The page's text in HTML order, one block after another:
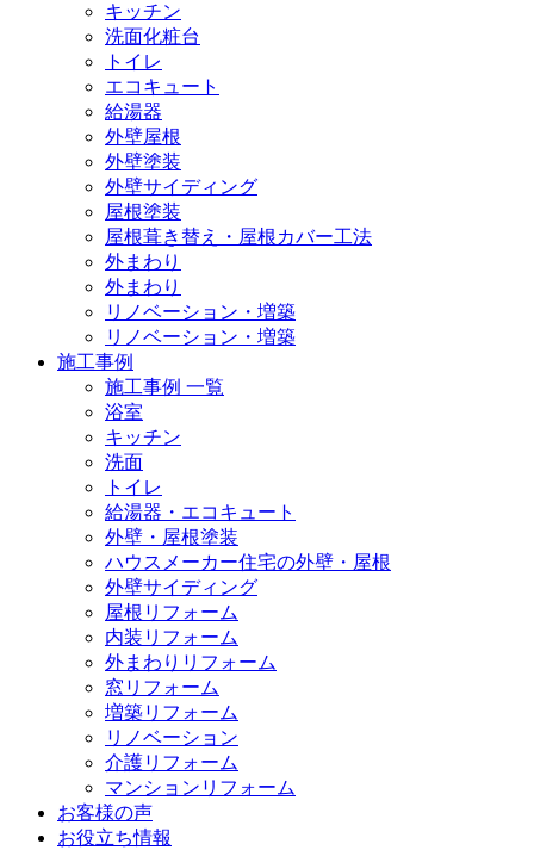
キッチン
洗面化粧台
トイレ
エコキュート
給湯器
外壁屋根
外壁塗装
外壁サイディング
屋根塗装
屋根葺き替え・屋根カバー工法
外まわり
外まわり
リノベーション・増築
リノベーション・増築
施工事例
施工事例 一覧
浴室
キッチン
洗面
トイレ
給湯器・エコキュート
外壁・屋根塗装
ハウスメーカー住宅の外壁・屋根
外壁サイディング
屋根リフォーム
内装リフォーム
外まわりリフォーム
窓リフォーム
増築リフォーム
リノベーション
介護リフォーム
マンションリフォーム
お客様の声
お役立ち情報